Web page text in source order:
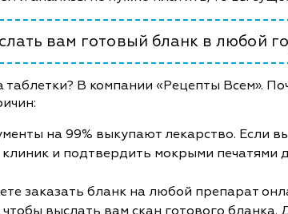
вам готовый бланк в любой
В компании «Рецепты Всем».
на 99% выкупают лекарство. Если
и подтвердить мокрыми
заказать бланк на любой препарат
выслать вам скан готового